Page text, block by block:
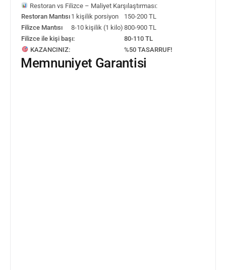
Restoran vs Filizce – Maliyet Karşılaştırması:
Restoran Mantısı 1 kişilik porsiyon
150-200 TL
Filizce Mantısı
8-10 kişilik (1 kilo) 800-900 TL
Filizce ile kişi başı:
80-110 TL
KAZANCINIZ:
%50 TASARRUF!
Memnuniyet Garantisi